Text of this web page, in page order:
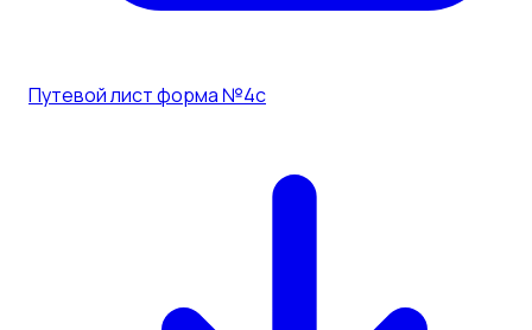
Путевой лист форма №4с